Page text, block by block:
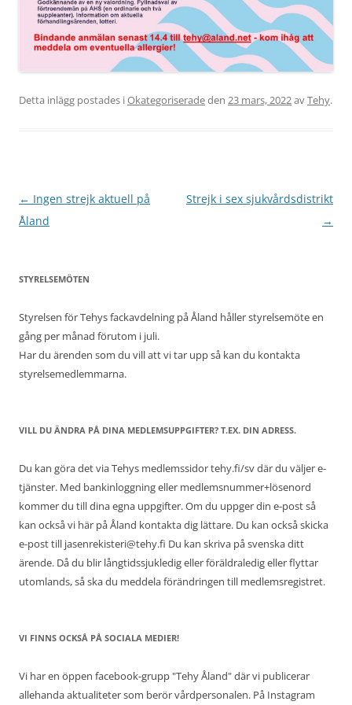
Detta inlägg postades iOkategoriseradeden 23 mars, 2022avTehy.
Inläggsnavigering
← Ingen strejk aktuell på
Åland
Strejk i sex sjukvårdsdistrikt
→
STYRELSEMÖTEN
Styrelsen för Tehys fackavdelning på Åland håller styrelsemöte en
gång per månad förutom i juli.
Har du ärenden som du vill att vi tar upp så kan du kontakta
styrelsemedlemmarna.
VILL DU ÄNDRA PÅ DINA MEDLEMSUPPGIFTER? T.EX. DIN ADRESS.
Du kan göra det via Tehys medlemssidor tehy.fi/sv där du väljer e-
tjänster. Med bankinloggning eller medlemsnummer+lösenord
kommer du till dina egna uppgifter. Om du uppger din e-post så
kan också vi här på Åland kontakta dig lättare. Du kan också skicka
e-post till jasenrekisteri@tehy.fi Du kan skriva på svenska ditt
ärende. Då du blir långtidssjukledig eller föräldraledig eller flyttar
utomlands, så ska du meddela förändringen till medlemsregistret.
VI FINNS OCKSÅ PÅ SOCIALA MEDIER!
Vi har en öppen facebook-grupp "Tehy Åland" där vi publicerar
allehanda aktualiteter som berör vårdpersonalen. På Instagram